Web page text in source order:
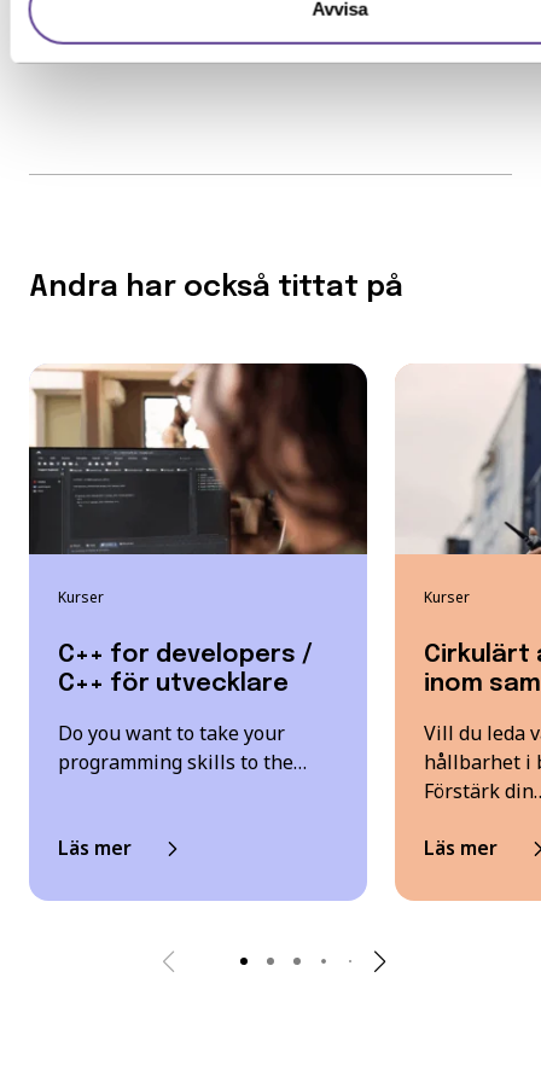
Avvisa
Andra har också tittat på
Kurser
C++ for developers /
C++ för utvecklare
Do you want to take your
programming skills to the…
Läs mer
Kurser
Cirkulärt
inom
Vill du leda
hållbarhet i
Förstärk
Läs mer